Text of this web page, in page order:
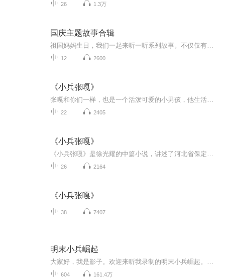
26 1.3万
国庆主题故事合辑
12 2600
《小兵张嘎》
22 2405
《小兵张嘎》
26 2164
《小兵张嘎》
38 7407
明末小兵崛起
604 161.4万